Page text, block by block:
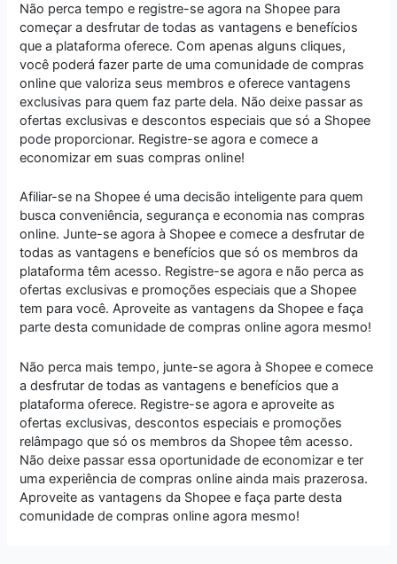
Não perca tempo e registre-se agora na Shopee para
começar a desfrutar de todas as vantagens e benefícios
que a plataforma oferece. Com apenas alguns cliques,
você poderá fazer parte de uma comunidade de compras
online que valoriza seus membros e oferece vantagens
exclusivas para quem faz parte dela. Não deixe passar as
ofertas exclusivas e descontos especiais que só a Shopee
pode proporcionar. Registre-se agora e comece a
economizar em suas compras online!
Afiliar-se na Shopee é uma decisão inteligente para quem
busca conveniência, segurança e economia nas compras
online. Junte-se agora à Shopee e comece a desfrutar de
todas as vantagens e benefícios que só os membros da
plataforma têm acesso. Registre-se agora e não perca as
ofertas exclusivas e promoções especiais que a Shopee
tem para você. Aproveite as vantagens da Shopee e faça
parte desta comunidade de compras online agora mesmo!
Não perca mais tempo, junte-se agora à Shopee e comece
a desfrutar de todas as vantagens e benefícios que a
plataforma oferece. Registre-se agora e aproveite as
ofertas exclusivas, descontos especiais e promoções
relâmpago que só os membros da Shopee têm acesso.
Não deixe passar essa oportunidade de economizar e ter
uma experiência de compras online ainda mais prazerosa.
Aproveite as vantagens da Shopee e faça parte desta
comunidade de compras online agora mesmo!